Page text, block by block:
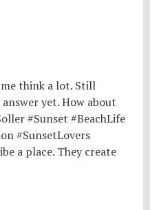
a place. They create